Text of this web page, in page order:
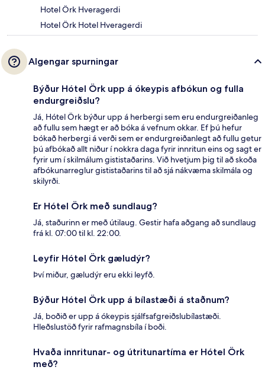
Hotel Örk Hveragerdi
Hotel Örk Hotel Hveragerdi
Algengar spurningar
Býður Hótel Örk upp á ókeypis afbókun og fulla
endurgreiðslu?
Já, Hótel Örk býður upp á herbergi sem eru endurgreiðanleg
að fullu sem hægt er að bóka á vefnum okkar. Ef þú hefur
bókað herbergi á verði sem er endurgreiðanlegt að fullu getur
þú afbókað allt niður í nokkra daga fyrir innritun eins og sagt er
fyrir um í skilmálum gististaðarins. Við hvetjum þig til að skoða
afbókunarreglur gististaðarins til að sjá nákvæma skilmála og
skilyrði.
Er Hótel Örk með sundlaug?
Já, staðurinn er með útilaug. Gestir hafa aðgang að sundlaug
frá kl. 07:00 til kl. 22:00.
Leyfir Hótel Örk gæludýr?
Því miður, gæludýr eru ekki leyfð.
Býður Hótel Örk upp á bílastæði á staðnum?
Já, boðið er upp á ókeypis sjálfsafgreiðslubílastæði.
Hleðslustöð fyrir rafmagnsbíla í boði.
Hvaða innritunar- og útritunartíma er Hótel Örk
með?